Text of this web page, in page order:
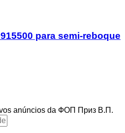
para semi-reboque
anúncios da ФОП Приз В.П.